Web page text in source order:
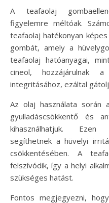
A teafaolaj
figyelemre méltóak.
teafaolaj hatékonyan
gombát, amely a
teafaolaj hatóanyagai,
cineol, hozzájárulnak a
integritásához, ezáltal
Az olaj használata során
gyulladáscsökkentő és
kihasználhatjuk. Ezen
segíthetnek a hüvelyi
csökkentésében. A
felszívódik, így a helyi
szükséges hatást.
Fontos megjegyezni,